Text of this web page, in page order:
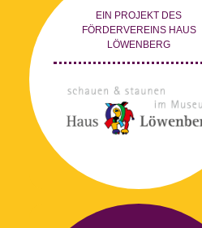
EIN PROJEKT DES
FÖRDERVEREINS HAUS
LÖWENBERG